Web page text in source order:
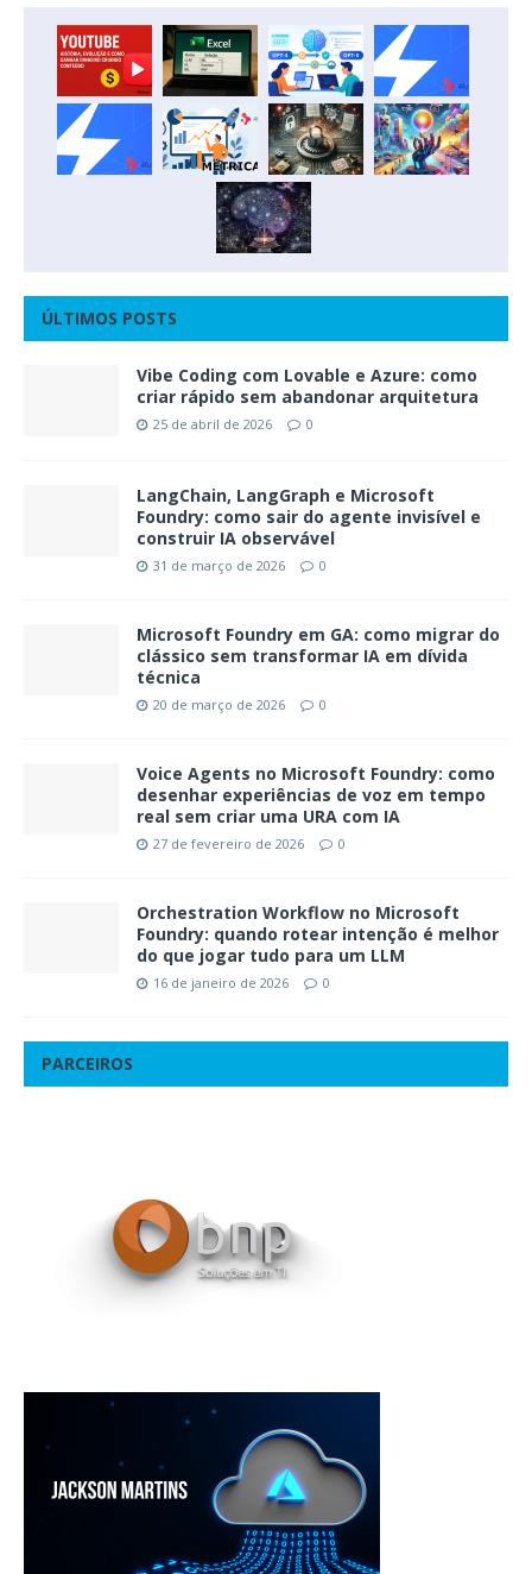
ÚLTIMOS POSTS
Vibe Coding com Lovable e Azure: como
criar rápido sem abandonar arquitetura
25 de abril de 2026 0
LangChain, LangGraph e Microsoft
Foundry: como sair do agente invisível e
construir IA observável
31 de março de 2026 0
Microsoft Foundry em GA: como migrar do
clássico sem transformar IA em dívida
técnica
20 de março de 2026 0
Voice Agents no Microsoft Foundry: como
desenhar experiências de voz em tempo
real sem criar uma URA com IA
27 de fevereiro de 2026 0
Orchestration Workflow no Microsoft
Foundry: quando rotear intenção é melhor
do que jogar tudo para um LLM
16 de janeiro de 2026 0
PARCEIROS